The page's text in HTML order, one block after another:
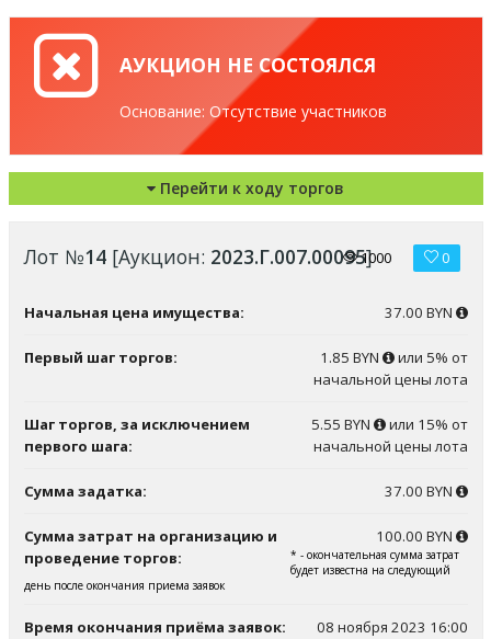
АУКЦИОН НЕ СОСТОЯЛСЯ
Основание: Отсутствие участников
Перейти к ходу торгов
Лот №14[Аукцион: 2023.Г.007.00095]
1000 0
Начальная цена имущества: 37.00 BYN
Первый шаг торгов: 1.85 BYN
или 5% от
начальной цены лота
Шаг торгов, за исключением
первого шага:
5.55 BYN
или 15% от
начальной цены лота
Сумма задатка: 37.00 BYN
Сумма затрат на организацию и
проведение торгов:
100.00 BYN
* - окончательная сумма затрат
будет известна на следующий
день после окончания приема заявок
Время окончания приёма заявок: 08 ноября 2023 16:00